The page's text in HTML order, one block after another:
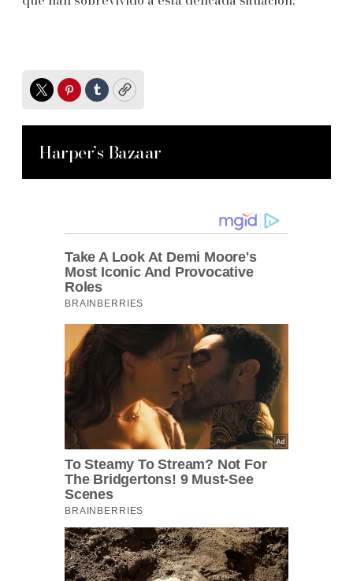
TwitterPinterest
TumblrCopy
Harper’s Bazaar